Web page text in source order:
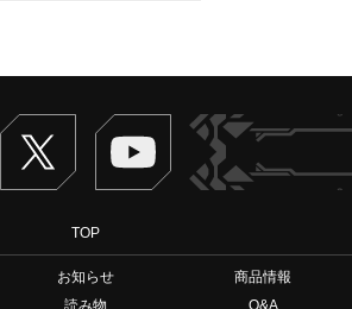
Twitter ヴァンガードch
TOP
お知らせ
商品情報
読み物
Q&A